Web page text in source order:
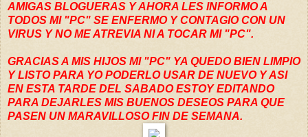
AMIGAS BLOGUERAS Y AHORA LES INFORMO A
TODOS MI "PC" SE ENFERMO Y CONTAGIO CON UN
VIRUS Y NO ME ATREVIA NI A TOCAR MI "PC".
GRACIAS A MIS HIJOS MI "PC" YA QUEDO BIEN LIMPIO
Y LISTO PARA YO PODERLO USAR DE NUEVO Y ASI
EN ESTA TARDE DEL SABADO ESTOY EDITANDO
PARA DEJARLES MIS BUENOS DESEOS PARA QUE
PASEN UN MARAVILLOSO FIN DE SEMANA.